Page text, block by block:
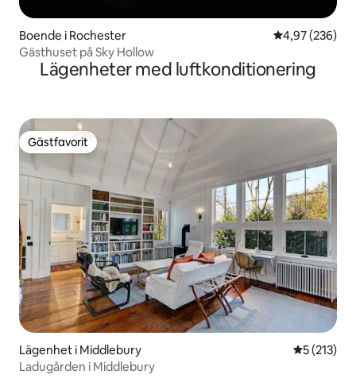
Boende i Rochester 4,97 av 5 i
4,97 (236)
Gästhuset på Sky Hollow
Lägenheter med luftkonditionering
Gästfavorit
Gästfavorit
Lägenhet i Middlebury 5 av 5 i
5 (213)
Ladugården i Middlebury